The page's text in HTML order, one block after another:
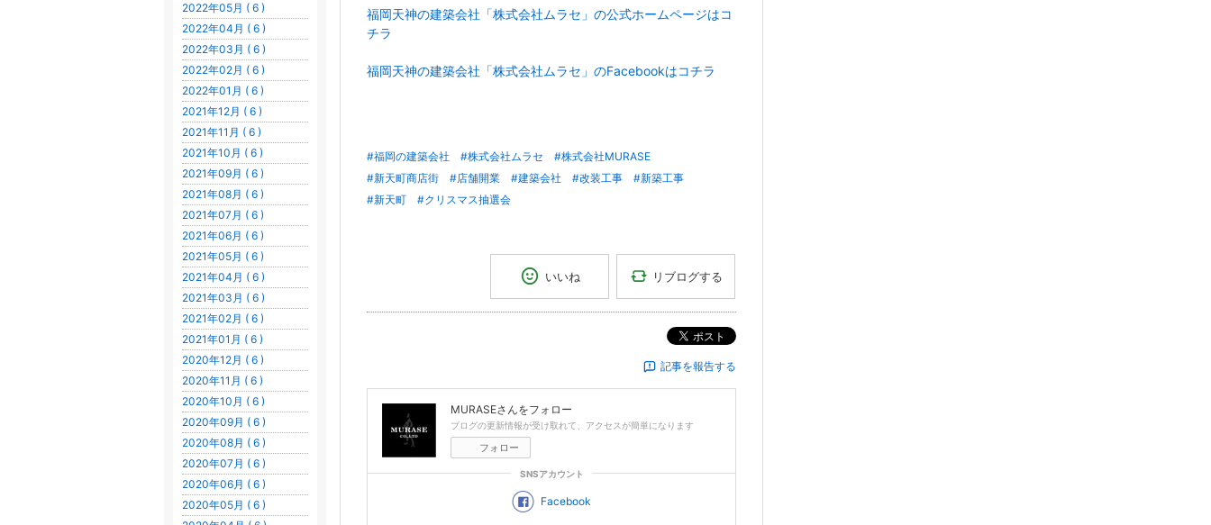
福岡天神の建築会社「株式会社ムラセ」の公式ホームページはコ
チラ
福岡天神の建築会社「株式会社ムラセ」のFacebookはコチラ
#福岡の建築会社 #株式会社ムラセ
#株式会社MURASE
#新天町商店街
#店舗開業 #建築会社 #改装工事
#新築工事
#新天町
#クリスマス抽選会
いいね リブログする
ポスト
記事を報告する
MURASEさんをフォロー
ブログの更新情報が受け取れて、アクセスが簡単になります
フォロー
SNSアカウント
Facebook
2022年05月 ( 6 )
2022年04月 ( 6 )
2022年03月 ( 6 )
2022年02月 ( 6 )
2022年01月 ( 6 )
2021年12月 ( 6 )
2021年11月 ( 6 )
2021年10月 ( 6 )
2021年09月 ( 6 )
2021年08月 ( 6 )
2021年07月 ( 6 )
2021年06月 ( 6 )
2021年05月 ( 6 )
2021年04月 ( 6 )
2021年03月 ( 6 )
2021年02月 ( 6 )
2021年01月 ( 6 )
2020年12月 ( 6 )
2020年11月 ( 6 )
2020年10月 ( 6 )
2020年09月 ( 6 )
2020年08月 ( 6 )
2020年07月 ( 6 )
2020年06月 ( 6 )
2020年05月 ( 6 )